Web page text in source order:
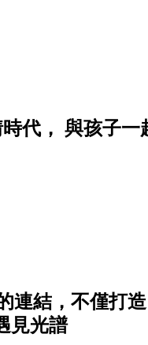
代， 與孩子一
連結，不僅打
見光譜